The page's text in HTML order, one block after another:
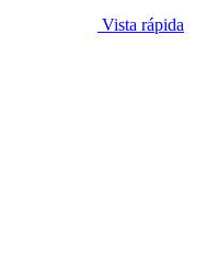
Vista rápida